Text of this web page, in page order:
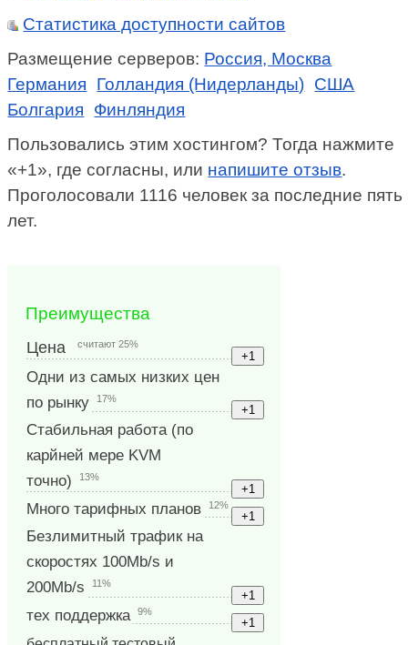
Статистика доступности сайтов
Размещение серверов: Россия, Москва
Германия
Голландия (Нидерланды) США
Болгария
Финляндия
Пользовались этим хостингом? Тогда нажмите
«+1», где согласны, или напишите отзыв.
Проголосовали 1116 человек за последние пять
лет.
Преимущества
Цена считают 25%
Одни из самых низких цен
по рынку
17%
Стабильная работа (по
карйней мере KVM
точно)
13%
Много тарифных планов 12%
Безлимитный трафик на
скоростях 100Mb/s и
200Mb/s
11%
тех поддержка 9%